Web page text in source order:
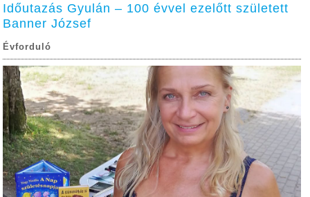
Időutazás Gyulán – 100 évvel ezelőtt született
Banner József
Évforduló